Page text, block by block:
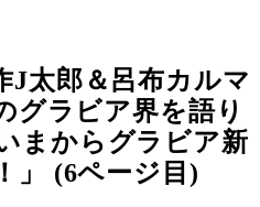
J太郎＆呂布カルマ
グラビア界を語り
まからグラビア新
」 (6ページ目)